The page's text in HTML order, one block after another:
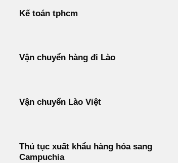
Kế toán tphcm
Vận chuyển hàng đi Lào
Vận chuyển Lào Việt
Thủ tục xuất khẩu hàng hóa sang
Campuchia